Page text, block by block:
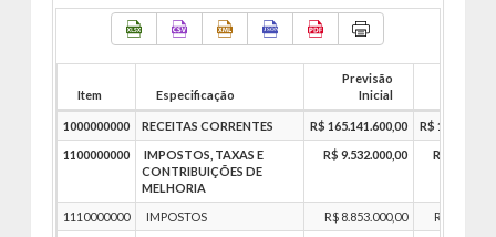
Item Especificação
Previsão
Inicial
1000000000 RECEITAS CORRENTES R$ 165.141.600,00
R$
1100000000
IMPOSTOS, TAXAS E
CONTRIBUIÇÕES DE
MELHORIA
R$ 9.532.000,00 R$
1110000000 IMPOSTOS R$ 8.853.000,00
R$